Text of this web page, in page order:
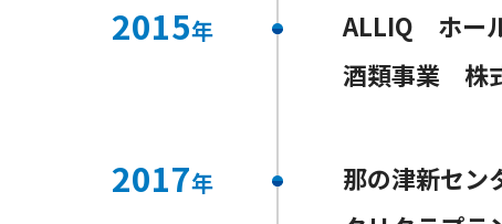
2015年
ALLIQ ホー
酒類事業 株
2017年
那の津新セン